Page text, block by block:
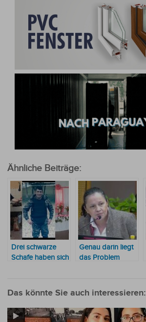
Ähnliche Beiträge:
Drei schwarze
Schafe haben sich
Genau darin liegt
das Problem
Das könnte Sie auch interessieren: